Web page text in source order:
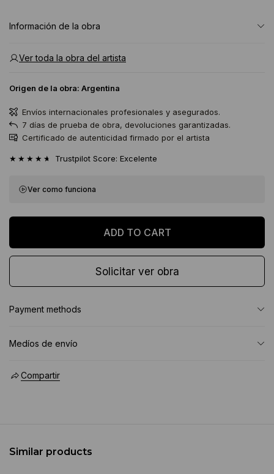
Información de la obra
Ver toda la obra del artista
Origen de la obra: Argentina
Envíos internacionales profesionales y asegurados.
7 días de prueba de obra, devoluciones garantizadas.
Certificado de autenticidad firmado por el artista
★★★★★ Trustpilot Score: Excelente
Ver como funciona
Solicitar ver obra
Payment methods
Medíos de envío
Compartir
Similar products